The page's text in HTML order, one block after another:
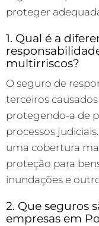
proteger
1. Qual é a
multirriscos?
O seguro de
terceiros
protegendo-a de
processos
uma cobertura
proteção para
inundações e
2. Que seguros
empresas em